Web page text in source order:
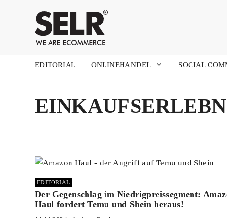
EDITORIAL ONLINEHANDEL SOCIAL
EDITORIAL
Der Gegenschlag im Niedrigpreissegment:
Haul fordert Temu und Shein heraus!